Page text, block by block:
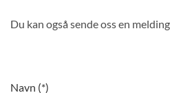
Du kan også sende oss en
Navn (*)